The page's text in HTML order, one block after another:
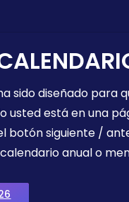
sido diseñado
usted está en una
botón siguiente /
anual o